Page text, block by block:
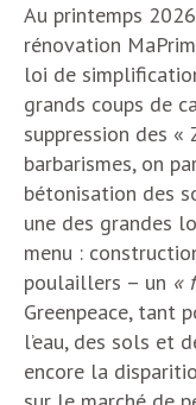
Au printemps
rénovation
loi de
grands coups de
suppression des «
barbarismes, on
bétonisation des
une des grandes
menu :
poulaillers – un «
Greenpeace, tant
l’eau, des sols et
encore la